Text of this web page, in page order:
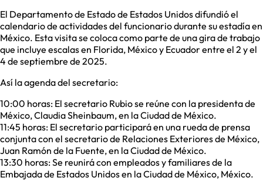
El Departamento de Estado de Estados Unidos difundió el
calendario de actividades del funcionario durante su estadía en
México. Esta visita se coloca como parte de una gira de trabajo
que incluye escalas en Florida, México y Ecuador entre el 2 y el
4 de septiembre de 2025.
Así la agenda del secretario:
10:00 horas: El secretario Rubio se reúne con la presidenta de
México, Claudia Sheinbaum, en la Ciudad de México.
11:45 horas: El secretario participará en una rueda de prensa
conjunta con el secretario de Relaciones Exteriores de México,
Juan Ramón de la Fuente, en la Ciudad de México.
13:30 horas: Se reunirá con empleados y familiares de la
Embajada de Estados Unidos en la Ciudad de México, México.